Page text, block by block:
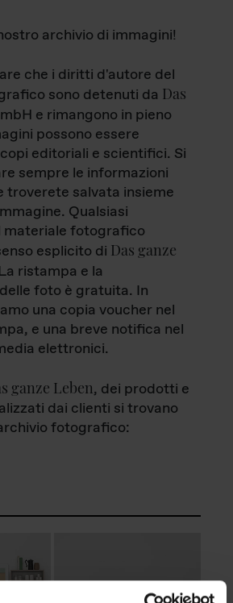
archivio di immagini!
che i diritti d'autore del
sono detenuti da Das
e rimangono in pieno
possono essere
editoriali e scientifici. Si
sempre le informazioni
troverete salvata insieme
Qualsiasi
materiale fotografico
esplicito di Das ganze
ristampa e la
foto è gratuita. In
una copia voucher nel
e una breve notifica nel
elettronici.
ganze Leben, dei prodotti e
dai clienti si trovano
fotografico: